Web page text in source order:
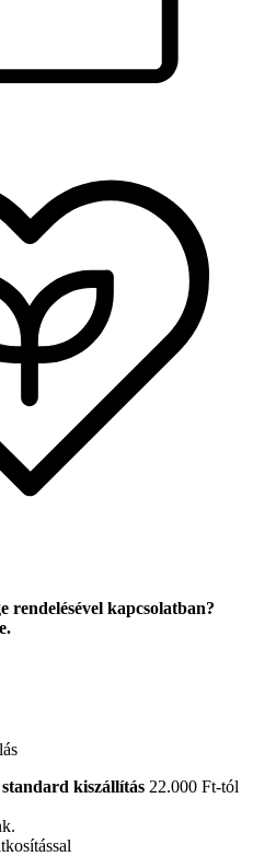
rendelésével kapcsolatban?
kiszállítás 22.000 Ft-tól